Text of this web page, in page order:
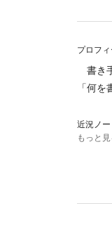
プロフ
書き
「何
近況ノー
もっと